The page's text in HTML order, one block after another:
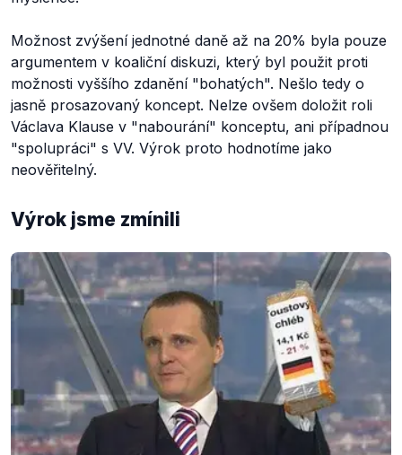
Možnost zvýšení jednotné daně až na 20% byla pouze
argumentem v koaliční diskuzi, který byl použit proti
možnosti vyššího zdanění "bohatých". Nešlo tedy o
jasně prosazovaný koncept. Nelze ovšem doložit roli
Václava Klause v "nabourání" konceptu, ani případnou
"spolupráci" s VV. Výrok proto hodnotíme jako
neověřitelný.
Výrok jsme zmínili